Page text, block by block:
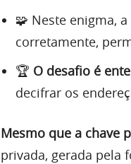
🧩 Neste enigma, a
corretamente,
🏆 O desafio é
decifrar os
Mesmo que a chave
privada, gerada pela